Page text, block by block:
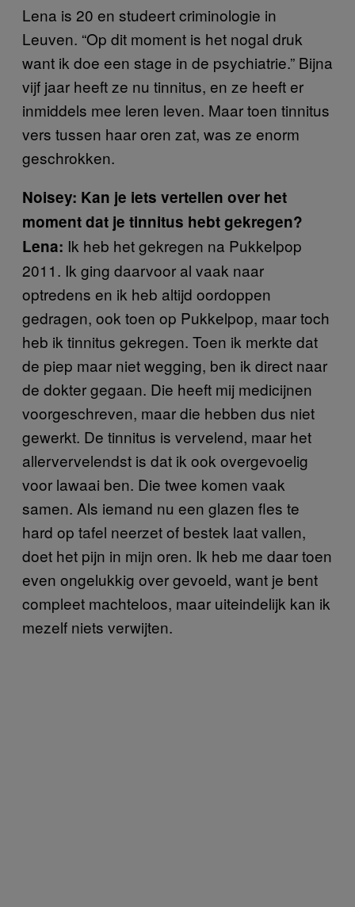
Lena is 20 en studeert criminologie in
Leuven. “Op dit moment is het nogal druk
want ik doe een stage in de psychiatrie.” Bijna
vijf jaar heeft ze nu tinnitus, en ze heeft er
inmiddels mee leren leven. Maar toen tinnitus
vers tussen haar oren zat, was ze enorm
geschrokken.
Noisey: Kan je iets vertellen over het
moment dat je tinnitus hebt gekregen?
Lena: Ik heb het gekregen na Pukkelpop
2011. Ik ging daarvoor al vaak naar
optredens en ik heb altijd oordoppen
gedragen, ook toen op Pukkelpop, maar toch
heb ik tinnitus gekregen. Toen ik merkte dat
de piep maar niet wegging, ben ik direct naar
de dokter gegaan. Die heeft mij medicijnen
voorgeschreven, maar die hebben dus niet
gewerkt. De tinnitus is vervelend, maar het
allervervelendst is dat ik ook overgevoelig
voor lawaai ben. Die twee komen vaak
samen. Als iemand nu een glazen fles te
hard op tafel neerzet of bestek laat vallen,
doet het pijn in mijn oren. Ik heb me daar toen
even ongelukkig over gevoeld, want je bent
compleet machteloos, maar uiteindelijk kan ik
mezelf niets verwijten.